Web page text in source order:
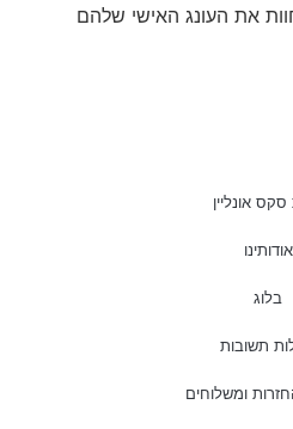
את העונג האישי שלהם
סקס אונליין
אודותינו
בלוג
תשובות
ומשלוחים